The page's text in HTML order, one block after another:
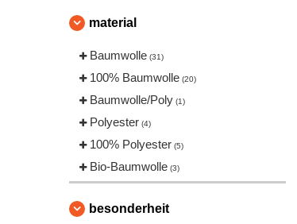
material
Baumwolle (31)
100% Baumwolle (20)
Baumwolle/Poly (1)
Polyester (4)
100% Polyester (5)
Bio-Baumwolle (3)
besonderheit